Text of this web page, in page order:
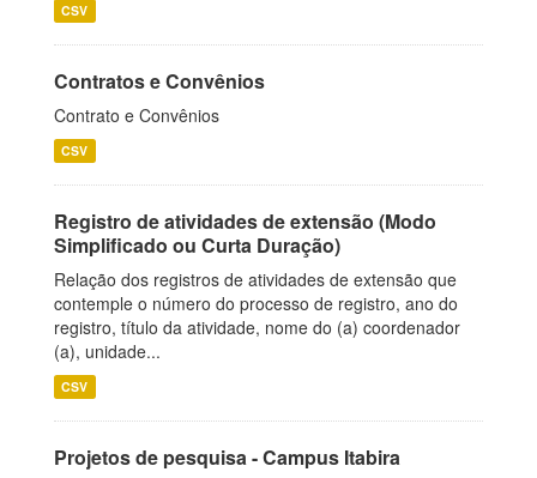
CSV
Contratos e Convênios
Contrato e Convênios
CSV
Registro de atividades de extensão (Modo
Simplificado ou Curta Duração)
Relação dos registros de atividades de extensão que
contemple o número do processo de registro, ano do
registro, título da atividade, nome do (a) coordenador
(a), unidade...
CSV
Projetos de pesquisa - Campus Itabira